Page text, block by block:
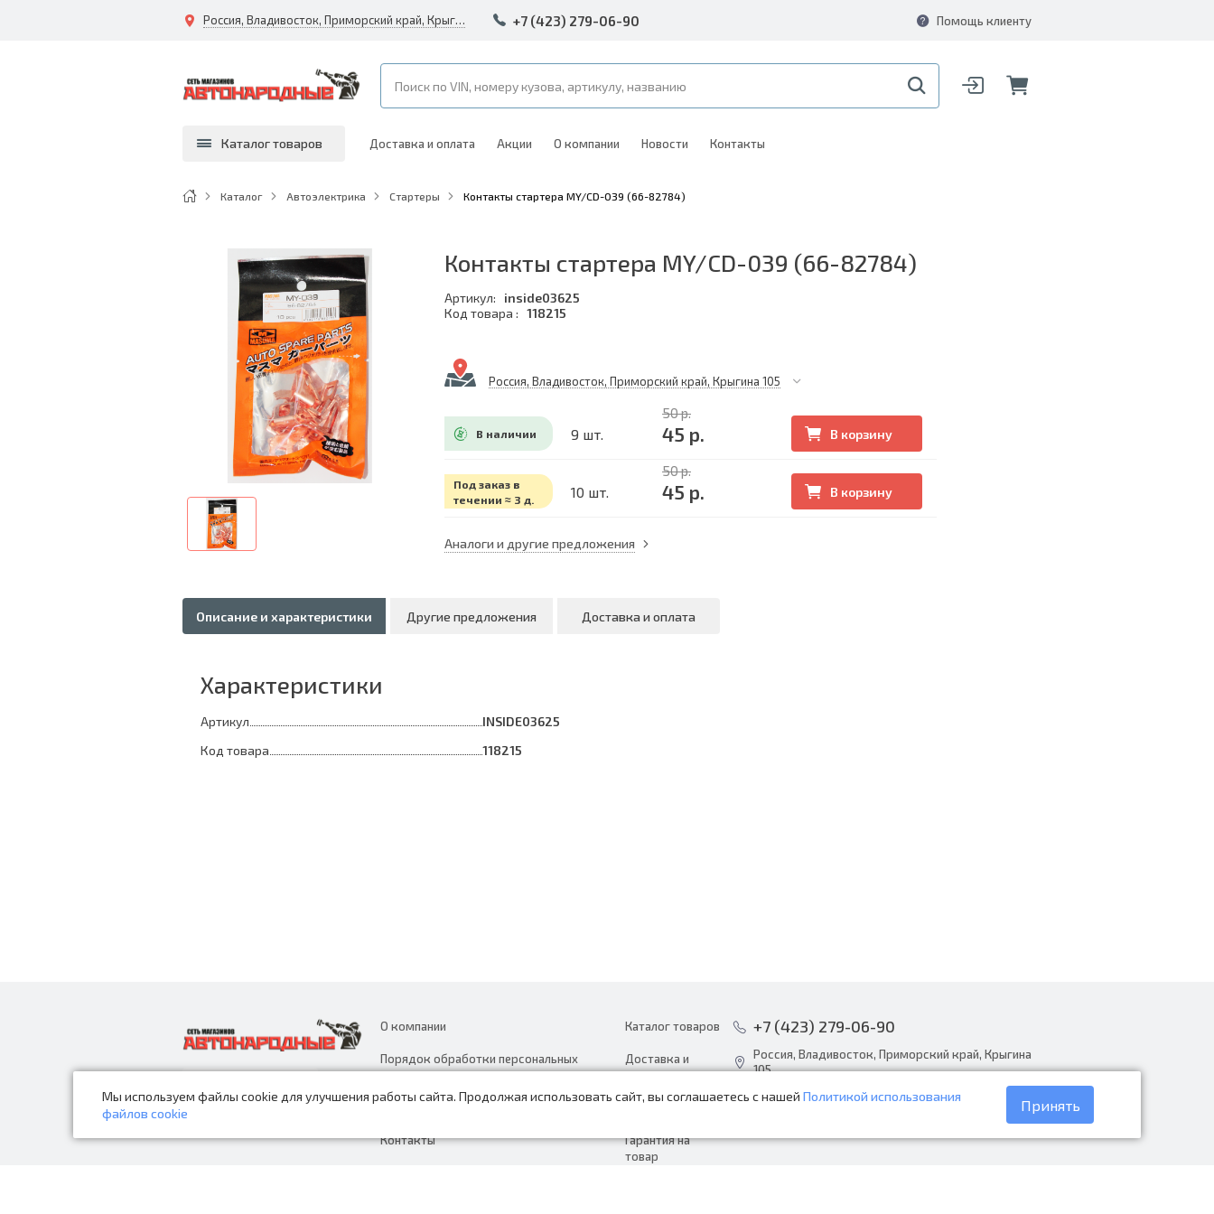
Мы используем файлы cookie для улучшения работы сайта. Продолжая использовать сайт, вы соглашаетесь с нашей Политикой использования
файлов cookie
Принять
Россия, Владивосток, Приморский край, Крыгина 105 +7 (423) 279-06-90 Помощь клиенту
Каталог товаров Доставка и оплата Акции О компании Новости Контакты
Каталог Автоэлектрика Стартеры Контакты стартера MY/CD-039 (66-82784)
Контакты стартера MY/CD-039 (66-82784)
Артикул:
inside03625
Код товара : 118215
Россия, Владивосток, Приморский край, Крыгина 105
В наличии 9 шт.
50 р.
45 р. В корзину
Под заказ в
течении ≈ 3 д.
10 шт.
50 р.
45 р. В корзину
Аналоги и другие предложения
Описание и характеристики Другие предложения Доставка и оплата
Характеристики
Артикул
INSIDE03625
Код товара
118215
О компании
Порядок обработки персональных
данных
Контакты
Каталог товаров
Доставка и
оплата
Акции
Гарантия на
товар
+7 (423) 279-06-90
Россия, Владивосток, Приморский край, Крыгина
105
info@avtonarodnye.ru